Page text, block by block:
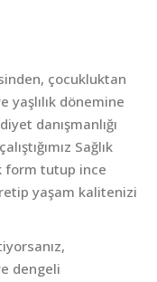
çocukluktan
dönemine
danışmanlığı
Sağlık
form tutup ince
yaşam kalitenizi
dengeli